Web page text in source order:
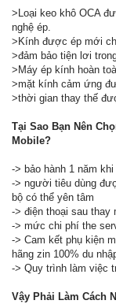
>Loại keo khô OCA
nghệ ép.
>Kính được ép mới
>đảm bảo tiện lơi
>Máy ép kính hoàn
>mặt kính cảm ứng
>thời gian thay thế
Tại Sao Bạn Nên
Mobile?
-> bảo hành 1 năm
-> người tiêu dùng
bộ có thể yên tâm
-> điện thoại sau
-> mức chi phí the
-> Cam kết phụ kiện
hãng zin 100% du
-> Quy trình làm việc
Vậy Phải Làm Cách